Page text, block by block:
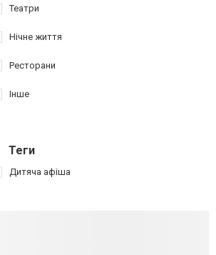
Театри
Нічне життя
Ресторани
Інше
Теги
Дитяча афіша